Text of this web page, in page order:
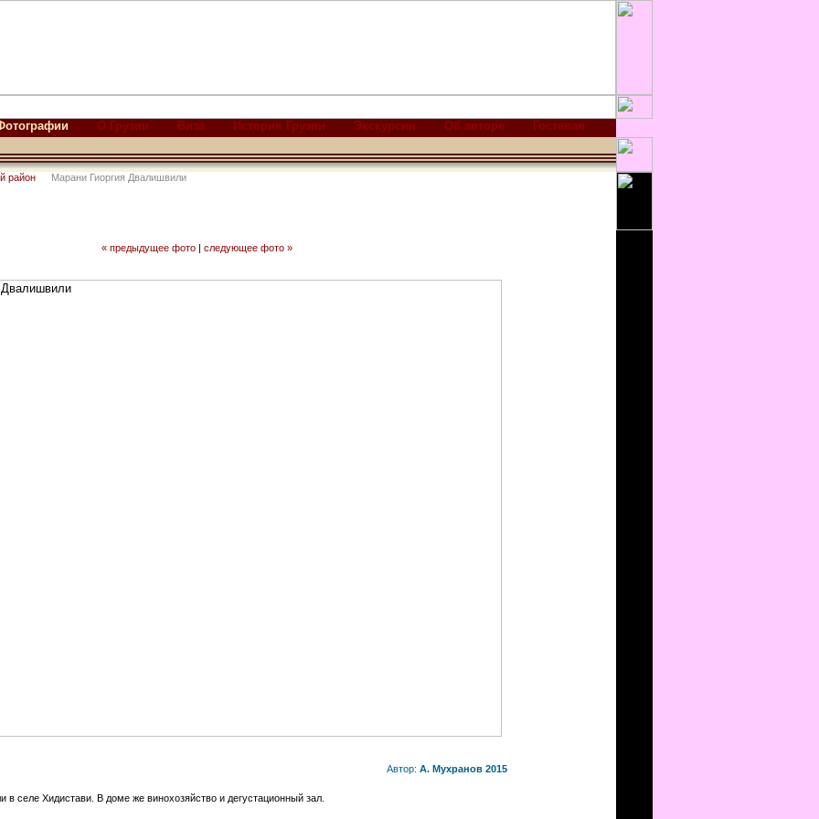
О Грузии Виза История Грузии Экскурсии Об авторе Гостевая
район Марани Гиоргия Двалишвили
« предыдущее фото | следующее фото »
Автор: А. Мухранов 2015
в селе Хидистави. В доме же винохозяйство и дегустационный зал.